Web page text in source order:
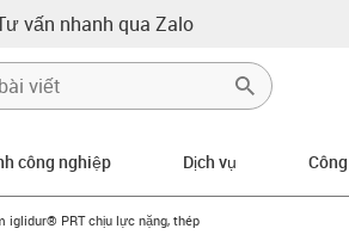
vấn nhanh qua Zalo
công nghiệp Dịch vụ
right
iglidur® PRT chịu lực nặng, thép